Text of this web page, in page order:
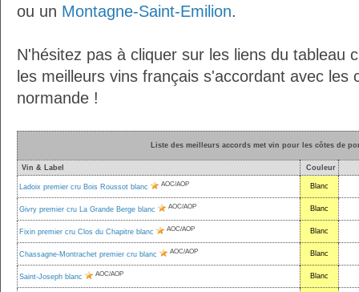
ou un Montagne-Saint-Emilion.
N'hésitez pas à cliquer sur les liens du tableau
les meilleurs vins français s'accordant avec les
normande !
Liste des meilleurs accords met vin pour les côtes de
Vin & Label Couleur
Ladoix premier cru Bois Roussot blanc AOC/AOP Blanc
Givry premier cru La Grande Berge blanc AOC/AOP Blanc
Fixin premier cru Clos du Chapitre blanc AOC/AOP Blanc
Chassagne-Montrachet premier cru blanc AOC/AOP Blanc
Saint-Joseph blanc AOC/AOP Blanc